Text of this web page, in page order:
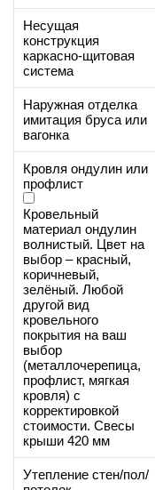
Несущая
конструкция
каркасно-щитовая
система
Наружная отделка
имитация бруса или
вагонка
Кровля ондулин или
профлист
Кровельный
материал ондулин
волнистый. Цвет на
выбор – красный,
коричневый,
зелёный. Любой
другой вид
кровельного
покрытия на ваш
выбор
(металлочерепица,
профлист, мягкая
кровля) с
корректировкой
стоимости. Свесы
крыши 420 мм
Утепление стен/пол/